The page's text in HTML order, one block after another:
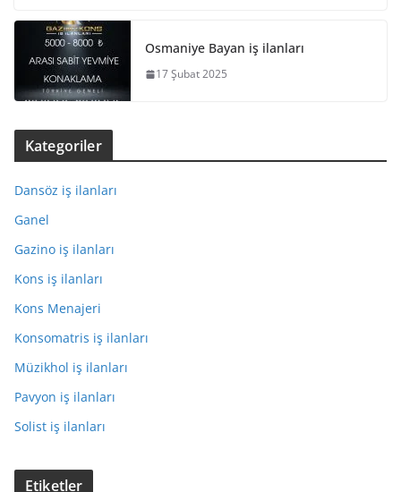
Osmaniye Bayan iş ilanları
17 Şubat 2025
Kategoriler
Dansöz iş ilanları
Ganel
Gazino iş ilanları
Kons iş ilanları
Kons Menajeri
Konsomatris iş ilanları
Müzikhol iş ilanları
Pavyon iş ilanları
Solist iş ilanları
Etiketler